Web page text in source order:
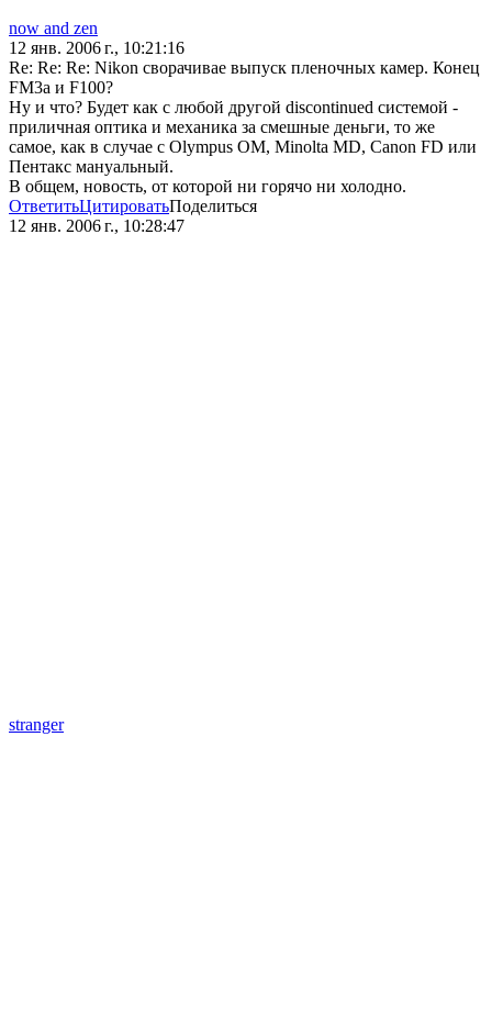
now and zen
12 янв. 2006 г., 10:21:16
Re: Re: Re: Nikon сворачивае выпуск пленочных камер. Конец
FM3a и F100?
Ну и что? Будет как с любой другой discontinued системой -
приличная оптика и механика за смешные деньги, то же
самое, как в случае с Olympus OM, Minolta MD, Canon FD или
Пентакс мануальный.
В общем, новость, от которой ни горячо ни холодно.
ОтветитьЦитироватьПоделиться
12 янв. 2006 г., 10:28:47
stranger